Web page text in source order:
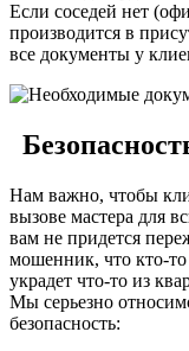
Если соседей нет
производится в
все документы у
Нам важно, чтобы
вызове мастера для
вам не придется
мошенник, что кто-
украдет что-то из
Мы серьезно
безопасность: